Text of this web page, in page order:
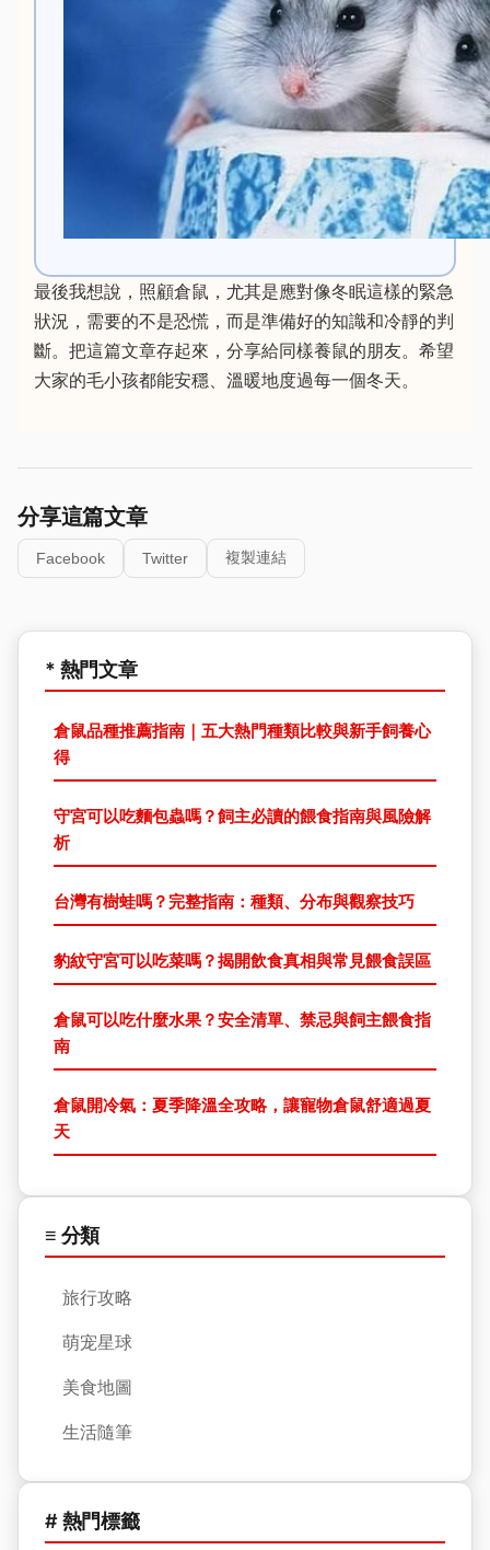
最後我想說，照顧倉鼠，尤其是應對像冬眠這樣的緊急
狀況，需要的不是恐慌，而是準備好的知識和冷靜的判
斷。把這篇文章存起來，分享給同樣養鼠的朋友。希望
大家的毛小孩都能安穩、溫暖地度過每一個冬天。
分享這篇文章
Facebook Twitter 複製連結
* 熱門文章
倉鼠品種推薦指南｜五大熱門種類比較與新手飼養心
得
守宮可以吃麵包蟲嗎？飼主必讀的餵食指南與風險解
析
台灣有樹蛙嗎？完整指南：種類、分布與觀察技巧
豹紋守宮可以吃菜嗎？揭開飲食真相與常見餵食誤區
倉鼠可以吃什麼水果？安全清單、禁忌與飼主餵食指
南
倉鼠開冷氣：夏季降溫全攻略，讓寵物倉鼠舒適過夏
天
≡ 分類
旅行攻略
萌宠星球
美食地圖
生活隨筆
# 熱門標籤